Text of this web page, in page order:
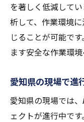
を著しく低減して
析して、作業環境
じることが可能で
ます安全な作業環境
愛知県の現場で進
愛知県の現場では
ェクトが進行中で